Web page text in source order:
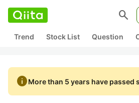
search
Trend Stock List Question
infoMore than 5 years have passed